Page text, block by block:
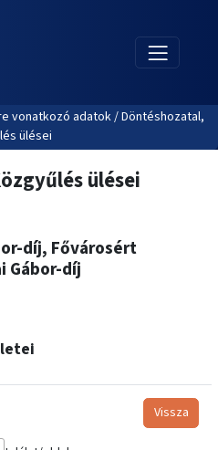
vonatkozó adatok / Döntéshozatal,
ülései
ülései
díj, Fővárosért
Gábor-díj
Vissza